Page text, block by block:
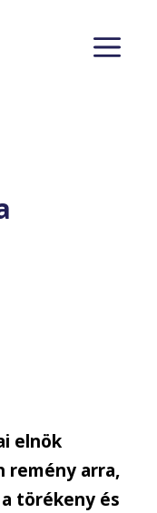
elnök
remény arra,
törékeny és